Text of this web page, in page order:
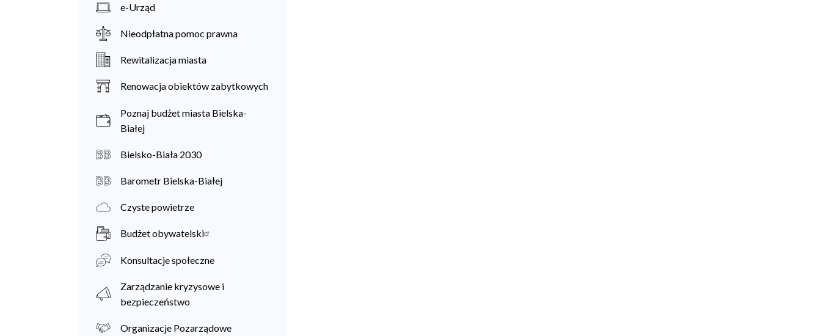
e-Urząd
Nieodpłatna pomoc prawna
Rewitalizacja miasta
Renowacja obiektów zabytkowych
Poznaj budżet miasta Bielska-
Białej
Bielsko-Biała 2030
Barometr Bielska-Białej
Czyste powietrze
Budżet obywatelski
Konsultacje społeczne
Zarządzanie kryzysowe i
bezpieczeństwo
Organizacje Pozarządowe